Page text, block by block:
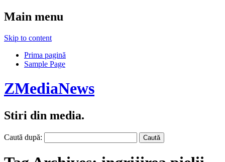
Main menu
Skip to content
Prima pagină
Sample Page
ZMediaNews
Stiri din media.
Caută după: